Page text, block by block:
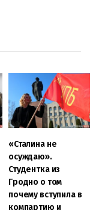
«Сталина не
осуждаю».
Студентка из
Гродно о том
почему вступила в
компартию и